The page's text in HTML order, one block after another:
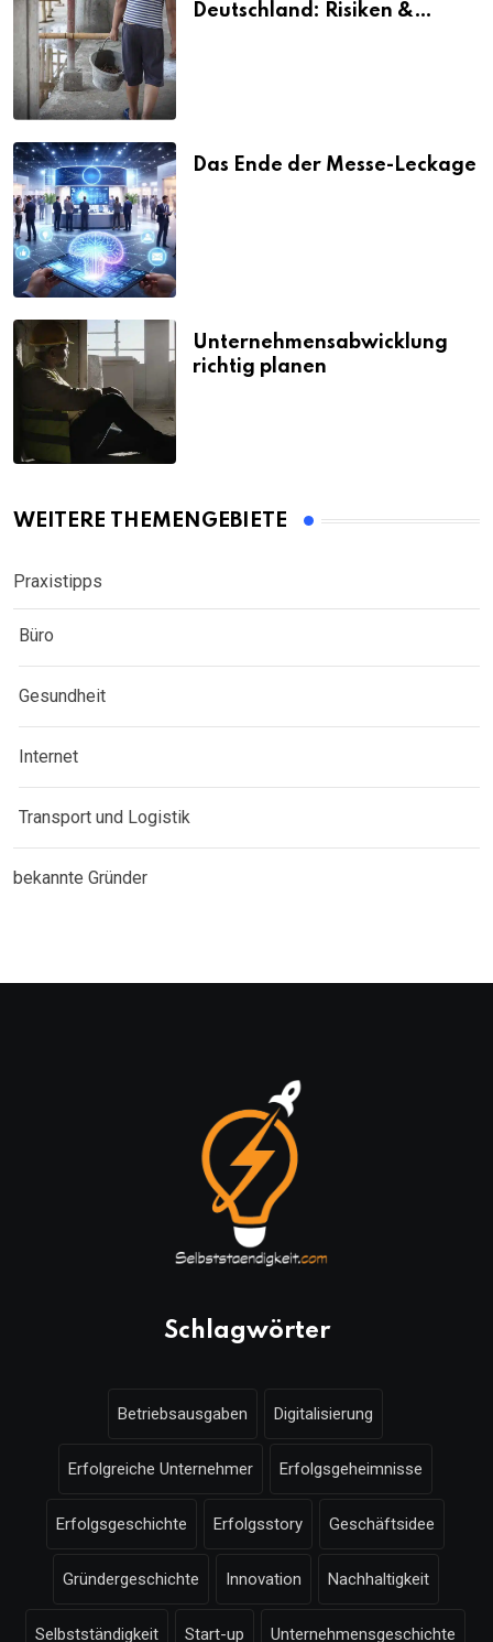
Deutschland: Risiken &
Das Ende der Messe-Leckage
Unternehmensabwicklung
richtig planen
WEITERE THEMENGEBIETE
Praxistipps
Büro
Gesundheit
Internet
Transport und Logistik
bekannte Gründer
Schlagwörter
Betriebsausgaben Digitalisierung
Erfolgreiche Unternehmer Erfolgsgeheimnisse
Erfolgsgeschichte Erfolgsstory Geschäftsidee
Gründergeschichte Innovation Nachhaltigkeit
Selbstständigkeit Start-up Unternehmensgeschichte